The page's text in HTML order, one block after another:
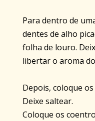
Para dentro de
dentes de alho
folha de louro.
libertar o aroma
Depois, coloque
Deixe saltear.
Coloque os